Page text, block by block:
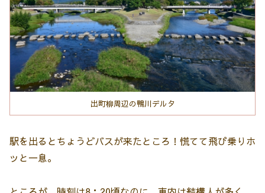
出町柳周辺の鴨川デルタ
駅を出るとちょうどバスが来たところ！慌てて飛び乗りホ
ッと一息。